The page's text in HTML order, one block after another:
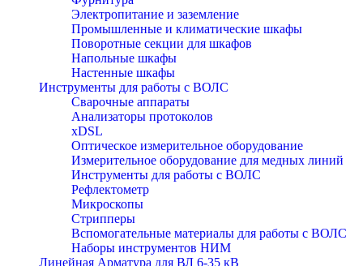
Электропитание и заземление
Промышленные и климатические шкафы
Поворотные секции для шкафов
Напольные шкафы
Настенные шкафы
Инструменты для работы с ВОЛС
Сварочные аппараты
Анализаторы протоколов
xDSL
Оптическое измерительное оборудование
Измерительное оборудование для медных линий
Инструменты для работы с ВОЛС
Рефлектометр
Микроскопы
Стрипперы
Вспомогательные материалы для работы с ВОЛС
Наборы инструментов НИМ
Линейная Арматура для ВЛ 6-35 кВ